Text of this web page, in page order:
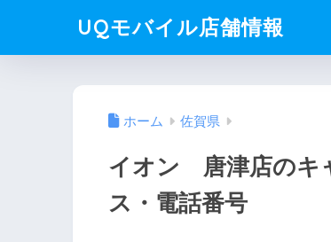
UQモバイル店舗情報
ホーム 佐賀県
イオン 唐津店のキ
ス・電話番号